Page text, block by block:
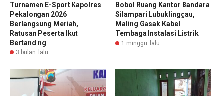
Turnamen E-Sport Kapolres
Pekalongan 2026
Berlangsung Meriah,
Ratusan Peserta Ikut
Bertanding
3 bulan lalu
Bobol Ruang Kantor Bandara
Silampari Lubuklinggau,
Maling Gasak Kabel
Tembaga Instalasi Listrik
1 minggu lalu